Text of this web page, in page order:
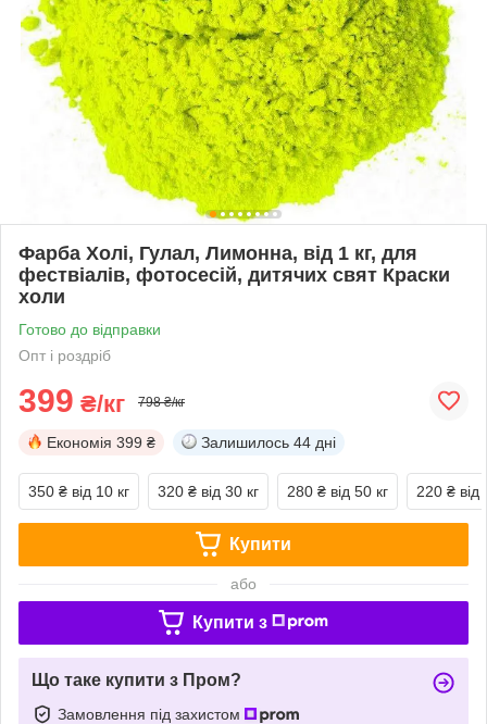
Фарба Холі, Гулал, Лимонна, від 1 кг, для
фествіалів, фотосесій, дитячих свят Краски
холи
Готово до відправки
Опт і роздріб
399 ₴/кг 798 ₴/кг
Економія 399 ₴ Залишилось 44 дні
350 ₴ від 10 кг 320 ₴ від 30 кг 280 ₴ від 50 кг 220 ₴ від
Купити
або
Купити з
Що таке купити з Пром?
Замовлення під захистом